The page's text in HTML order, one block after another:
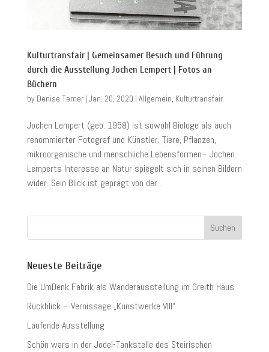
Kulturtransfair | Gemeinsamer Besuch und Führung
durch die Ausstellung Jochen Lempert | Fotos an
Büchern
by Denise Terner| Jan. 20, 2020 | Allgemein, Kulturtransfair
Jochen Lempert (geb. 1958) ist sowohl Biologe als auch
renommierter Fotograf und Künstler. Tiere, Pflanzen,
mikroorganische und menschliche Lebensformen– Jochen
Lemperts Interesse an Natur spiegelt sich in seinen Bildern
wider. Sein Blick ist geprägt von der...
Neueste Beiträge
Die UmDenk Fabrik als Wanderausstellung im Greith Haus
Rückblick – Vernissage „Kunstwerke VIII“
Laufende Ausstellung
Schön wars in der Jodel-Tankstelle des Steirischen